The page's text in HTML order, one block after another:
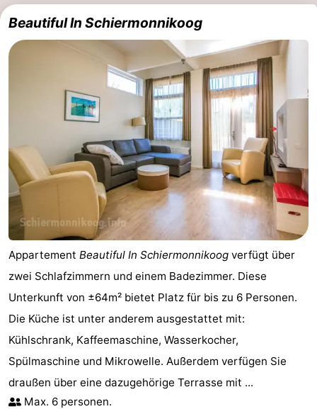
Geschichte
Übernachten
Resort
Schierduin
-
Vitamaris
Campingplätze
Ferienhäuser
-
Resort
Schierduin
-
Vitamaris
Hotels
Lastminutes
Strand
Beautiful In Schiermonnikoog
Appartement Beautiful In Schiermonnikoog verfügt über
zwei Schlafzimmern und einem Badezimmer. Diese
Unterkunft von ±64m² bietet Platz für bis zu 6 Personen.
Die Küche ist unter anderem ausgestattet mit:
Kühlschrank, Kaffeemaschine, Wasserkocher,
Spülmaschine und Mikrowelle. Außerdem verfügen Sie
draußen über eine dazugehörige Terrasse mit ...
Max. 6 personen.